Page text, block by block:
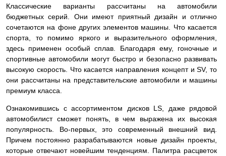
Классические варианты рассчитаны на автомобили
бюджетных серий. Они имеют приятный дизайн и отлично
сочетаются на фоне других элементов машины. Что касается
спорта, то помимо яркого и выразительного оформления,
здесь применен особый сплав. Благодаря ему, гоночные и
спортивные автомобили могут быстро и безопасно развивать
высокую скорость. Что касается направления концепт и SV, то
они рассчитаны на представительские автомобили и машины
премиум класса.
Ознакомившись с ассортиментом дисков LS, даже рядовой
автомобилист сможет понять, в чем выражена их высокая
популярность. Во-первых, это современный внешний вид.
Причем постоянно разрабатываются новые дизайн проекты,
которые отвечают новейшим тенденциям. Палитра расцветок